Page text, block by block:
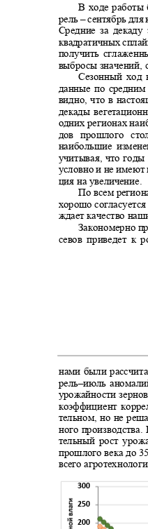
В ходе работы
рель–сентябрь
Средние за
квадратичных
получить
выбросы значений,
Сезонный ход
данные по
видно, что в
декады
одних регионах
дов прошлого
наибольшие
учитывая, что
условно и не
ция на увеличение.
По всем
хорошо
ждает качество
Закономерно
севов приведет к
нами были
рель–июль
урожайности
коэффициент
тельном, но не
ного
тельный рост
прошлого века до
всего
300
250
200